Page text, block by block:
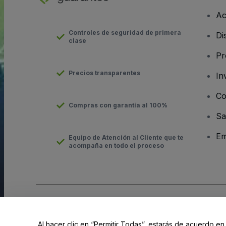
Controles de seguridad de primera
clase
Precios transparentes
Compras con garantía al 100%
Equipo de Atención al Cliente que te
acompaña en todo el proceso
Al hacer clic en “Permitir Todas”, estarás de acuerdo